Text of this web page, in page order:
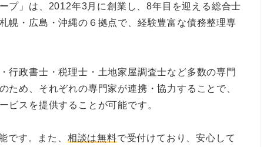
プ」は、2012年3月に創業し、8年目を迎える総合士
幌・広島・沖縄の６拠点で、経験豊富な債務整理専
行政書士・税理士・土地家屋調査士など多数の専門
ため、それぞれの専門家が連携・協力することで、
ビスを提供することが可能です。
です。また、 相談は無料で受付けており、安心して